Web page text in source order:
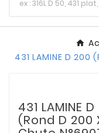
431 LAMINE D
431 LAMINE
(Rond D 200